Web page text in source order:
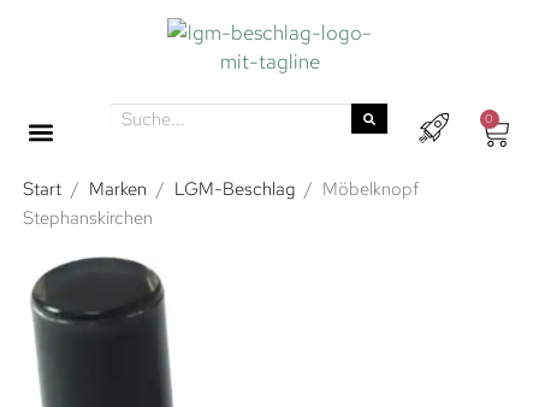
0
Start / Marken / LGM-Beschlag / Möbelknopf
Stephanskirchen